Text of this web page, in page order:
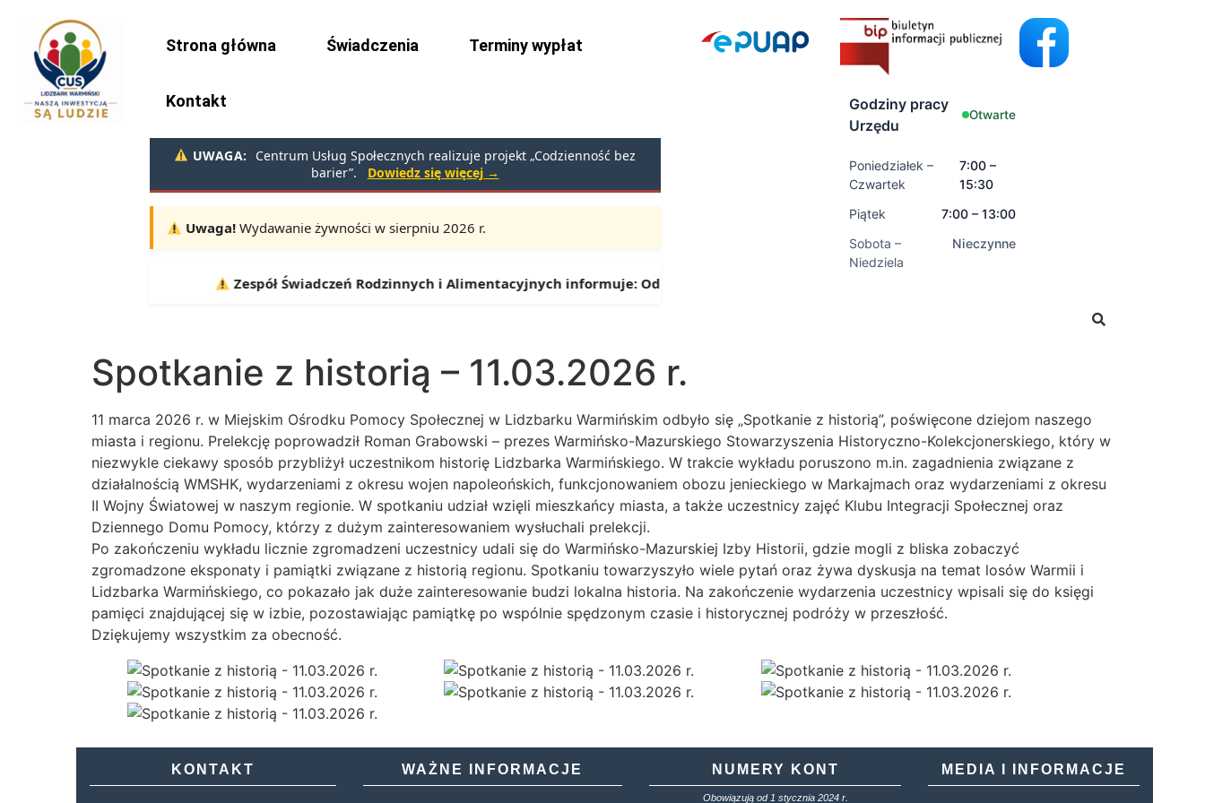
Strona główna Świadczenia Terminy wypłat
Kontakt
UWAGA:
Centrum Usług Społecznych realizuje projekt „Codzienność bez
barier”.
Dowiedz się więcej →
Uwaga!Wydawanie żywności w sierpniu 2026 r.
10.08, 11.08, 12.08 |
Zespół Świadczeń Rodzinnych i Alimentacyjnych informuje:Od 1 lipca można składać wnioski o świadczenia rodzinne oraz świadczenia z
Godziny pracy
Urzędu
Otwarte
Poniedziałek –
Czwartek
7:00 –
15:30
Piątek
7:00 – 13:00
Sobota –
Niedziela
Nieczynne
Spotkanie z historią – 11.03.2026 r.
11 marca 2026 r. w Miejskim Ośrodku Pomocy Społecznej w Lidzbarku Warmińskim odbyło się „Spotkanie z historią”, poświęcone dziejom naszego
miasta i regionu. Prelekcję poprowadził Roman Grabowski – prezes Warmińsko-Mazurskiego Stowarzyszenia Historyczno-Kolekcjonerskiego, który w
niezwykle ciekawy sposób przybliżył uczestnikom historię Lidzbarka Warmińskiego. W trakcie wykładu poruszono m.in. zagadnienia związane z
działalnością WMSHK, wydarzeniami z okresu wojen napoleońskich, funkcjonowaniem obozu jenieckiego w Markajmach oraz wydarzeniami z okresu
II Wojny Światowej w naszym regionie. W spotkaniu udział wzięli mieszkańcy miasta, a także uczestnicy zajęć Klubu Integracji Społecznej oraz
Dziennego Domu Pomocy, którzy z dużym zainteresowaniem wysłuchali prelekcji.
Po zakończeniu wykładu licznie zgromadzeni uczestnicy udali się do Warmińsko-Mazurskiej Izby Historii, gdzie mogli z bliska zobaczyć
zgromadzone eksponaty i pamiątki związane z historią regionu. Spotkaniu towarzyszyło wiele pytań oraz żywa dyskusja na temat losów Warmii i
Lidzbarka Warmińskiego, co pokazało jak duże zainteresowanie budzi lokalna historia. Na zakończenie wydarzenia uczestnicy wpisali się do księgi
pamięci znajdującej się w izbie, pozostawiając pamiątkę po wspólnie spędzonym czasie i historycznej podróży w przeszłość.
Dziękujemy wszystkim za obecność.
KONTAKT WAŻNE INFORMACJE NUMERY KONT
Obowiązują od 1 stycznia 2024 r.
MEDIA I INFORMACJE